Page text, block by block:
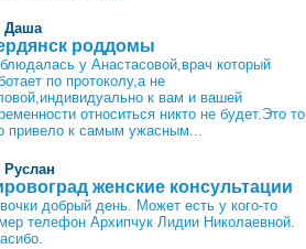
Даша
роддомы
у Анастасовой,врач который
по протоколу,а не
к вам и вашей
относиться никто не будет.Это то
привело к самым ужасным...
Руслан
женские консультации
добрый день. Может есть у кого-то
телефон Архипчук Лидии Николаевной.